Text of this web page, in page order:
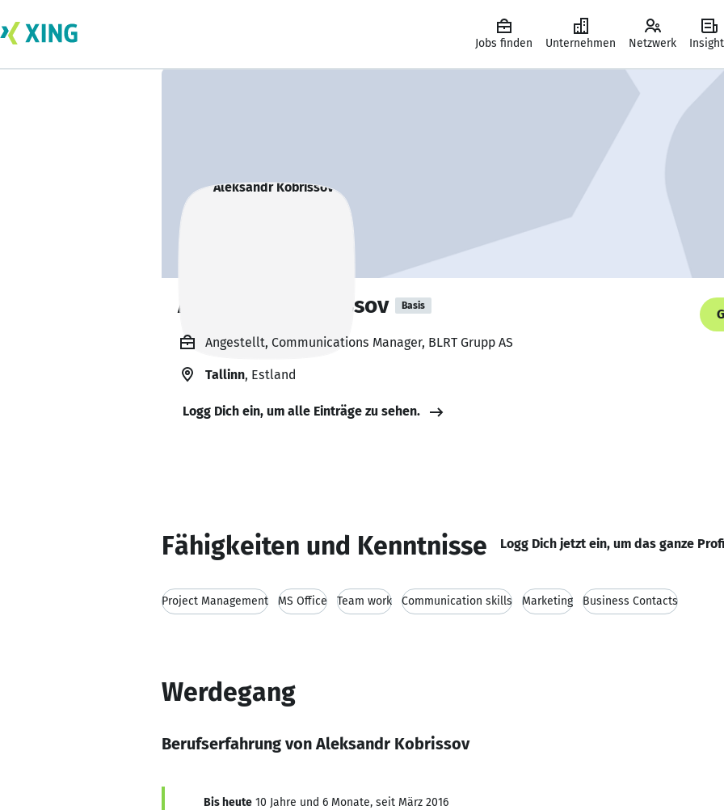
Jobs finden Unternehmen Netzwerk
Aleksandr Kobrissov Basis
Angestellt, Communications Manager, BLRT Grupp AS
Tallinn, Estland
Logg Dich ein, um alle Einträge zu sehen.
Fähigkeiten und Kenntnisse Logg Dich jetzt ein, um das ganze
Project Management MS Office Team work Communication skills Marketing Business Contacts
Werdegang
Berufserfahrung von Aleksandr Kobrissov
Bis heute 10 Jahre und 6 Monate, seit März 2016